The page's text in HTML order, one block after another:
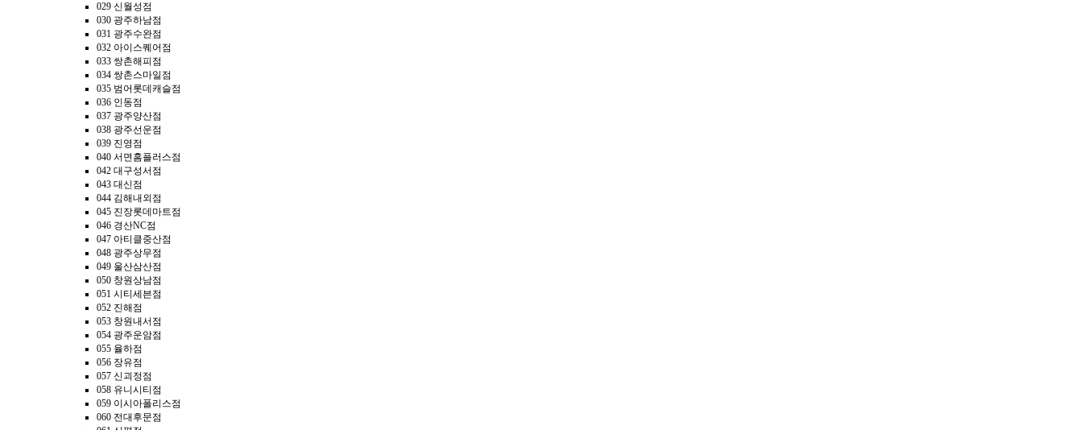
029 신월성점
030 광주하남점
031 광주수완점
032 아이스퀘어점
033 쌍촌해피점
034 쌍촌스마일점
035 범어롯데캐슬점
036 인동점
037 광주양산점
038 광주선운점
039 진영점
040 서면홈플러스점
042 대구성서점
043 대신점
044 김해내외점
045 진장롯데마트점
046 경산NC점
047 아티클중산점
048 광주상무점
049 울산삼산점
050 창원상남점
051 시티세븐점
052 진해점
053 창원내서점
054 광주운암점
055 율하점
056 장유점
057 신괴정점
058 유니시티점
059 이시아폴리스점
060 전대후문점